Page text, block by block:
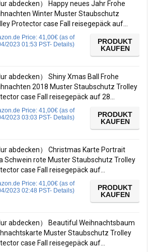
abdecken） Happy neues Jahr Frohe
Winter Muster Staubschutz
Protector case Fall reisegepäck auf…
Price: 41,00€ (as of
2023 01:53 PST- Details)
PRODUKT
KAUFEN
abdecken） Shiny Xmas Ball Frohe
2018 Muster Staubschutz Trolley
case Fall reisegepäck auf 28…
Price: 41,00€ (as of
2023 03:03 PST- Details)
PRODUKT
KAUFEN
abdecken） Christmas Karte Portrait
Schwein rote Muster Staubschutz Trolley
case Fall reisegepäck auf…
Price: 41,00€ (as of
2023 02:48 PST- Details)
PRODUKT
KAUFEN
abdecken） Beautiful Weihnachtsbaum
Muster Staubschutz Trolley
case Fall reisegepäck auf…